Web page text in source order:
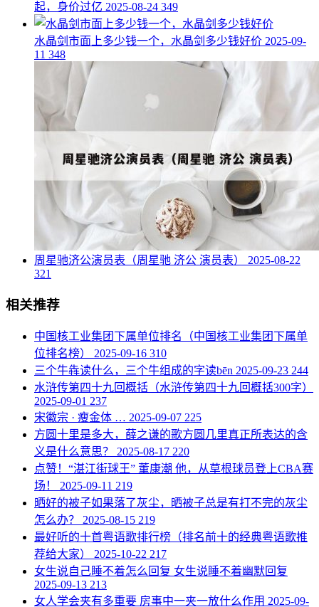
起，身价过亿 2025-08-24 349
​水晶剑市面上多少钱一个，水晶剑多少钱好价 2025-09-
11 348
​周星驰济公演员表（周星驰 济公 演员表）
2025-08-22
321
相关推荐
​中国核工业集团下属单位排名（中国核工业集团下属单
位排名榜）
2025-09-16 310
​三个牛犇读什么，三个牛组成的字读bēn 2025-09-23 244
​水浒传第四十九回概括（水浒传第四十九回概括300字）
2025-09-01 237
​宋徽宗 · 瘦金体 … 2025-09-07 225
​方圆十里是多大，薛之谦的歌方圆几里真正所表达的含
义是什么意思？
2025-08-17 220
​点赞！“湛江街球王” 董康潮 他，从草根球员登上CBA赛
场！
2025-09-11 219
​晒好的被子如果落了灰尘，晒被子总是有打不完的灰尘
怎么办？
2025-08-15 219
​最好听的十首粤语歌排行榜（排名前十的经典粤语歌推
荐给大家）
2025-10-22 217
​女生说自己睡不着怎么回复 女生说睡不着幽默回复
2025-09-13 213
​女人学会夹有多重要 房事中一夹一放什么作用 2025-09-